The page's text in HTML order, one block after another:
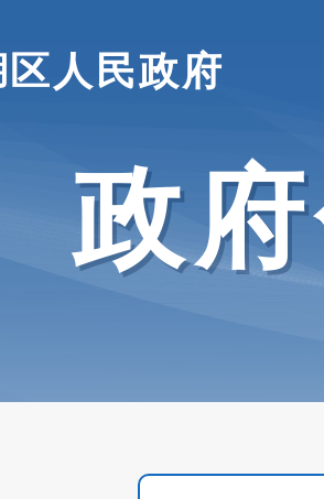
人民政府
政